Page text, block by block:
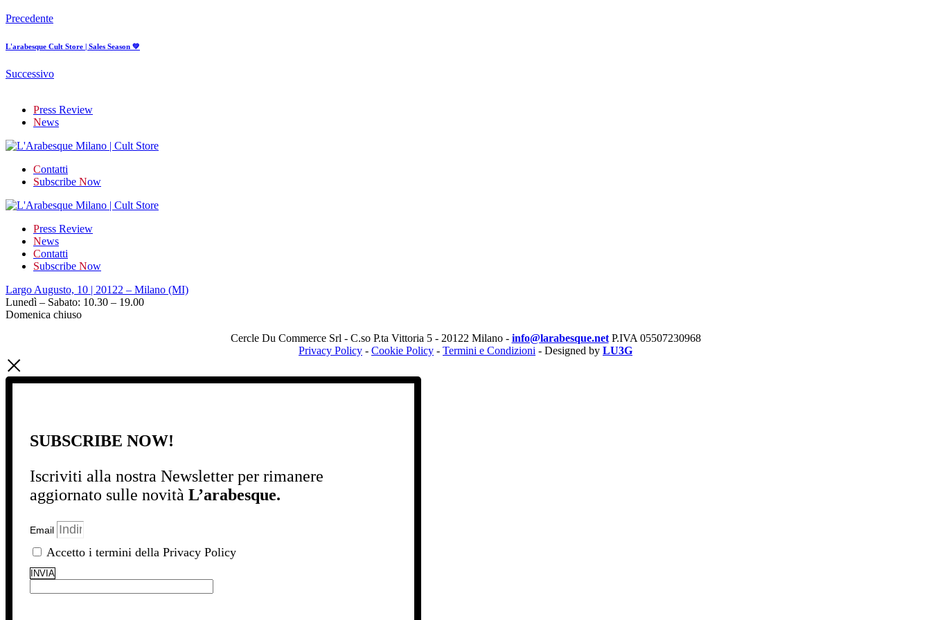
Precedente
L'arabesque Cult Store | Sales Season 💚
Successivo
Press Review
News
Contatti
Subscribe Now
Press Review
News
Contatti
Subscribe Now
Largo Augusto, 10 | 20122 – Milano (MI)
Lunedì – Sabato: 10.30 – 19.00
Domenica chiuso
Cercle Du Commerce Srl - C.so P.ta Vittoria 5 - 20122 Milano - info@larabesque.netP.IVA 05507230968
Privacy Policy - Cookie Policy - Termini e Condizioni - Designed by LU3G
SUBSCRIBE NOW!
Iscriviti alla nostra Newsletter per rimanere
aggiornato sulle novità L’arabesque.
Email
Accetto i termini della Privacy Policy
INVIA